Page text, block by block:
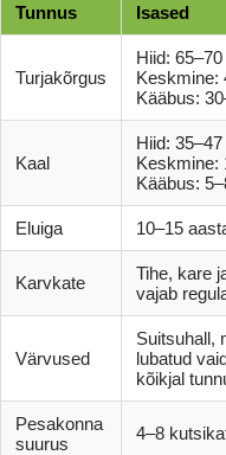
Tunnus Isased
Turjakõrgus
Hiid:
Keskmine:
Kääbus:
Kaal
Hiid:
Keskmine:
Kääbus:
Eluiga 10–15
Karvkate
Tihe, kare
vajab
Värvused
Suitsuhall,
lubatud
kõikjal
Pesakonna
suurus
4–8